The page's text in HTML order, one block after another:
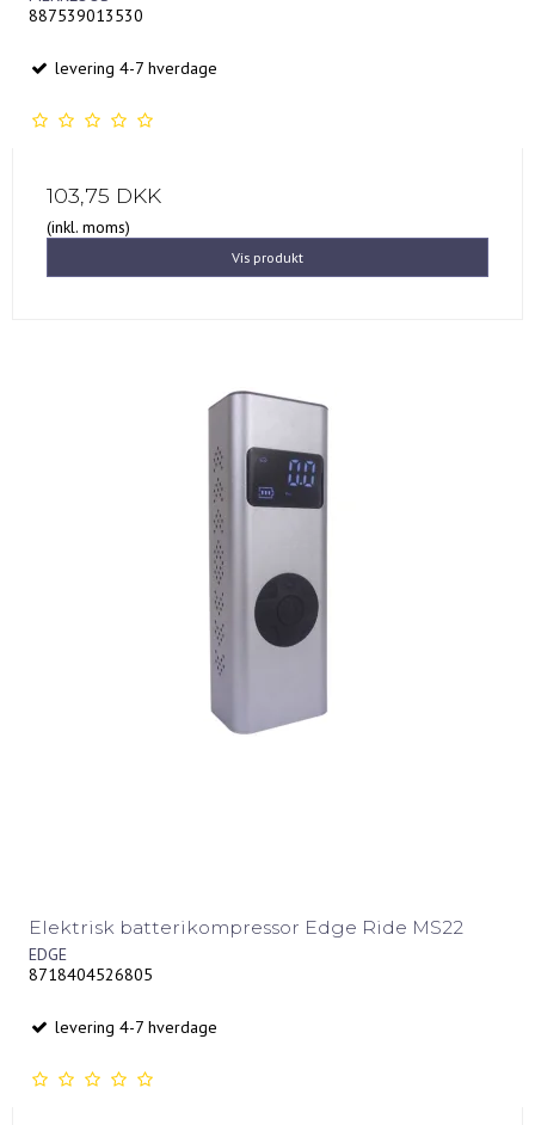
887539013530
levering 4-7 hverdage
103,75 DKK
(inkl. moms)
Vis produkt
Elektrisk batterikompressor Edge Ride MS22
EDGE
8718404526805
levering 4-7 hverdage